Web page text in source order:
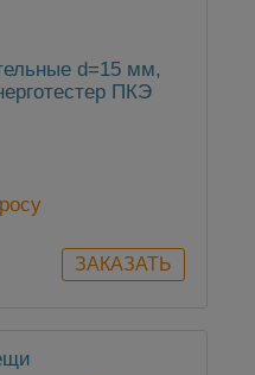
d=15 мм,
ПКЭ